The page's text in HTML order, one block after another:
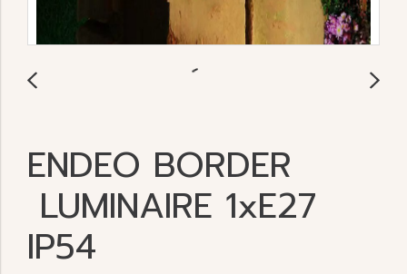
ENDEO BORDER
LUMINAIRE 1xE27
IP54